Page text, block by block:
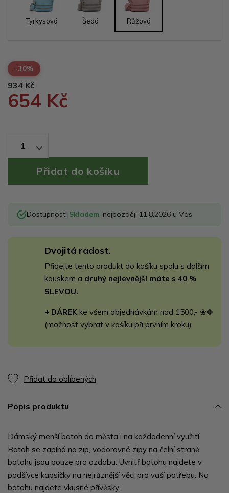
Tyrkysová Šedá Růžová
-30%
934 Kč
654 Kč
1
Dostupnost: Skladem, nejpozději 11.8.2026 u Vás
Dvojitá radost.
Přidejte tento produkt do košíku spolu s dalším
kouskem a druhý nejlevnější máte s 40 %
SLEVOU.
+ DÁREK ke všem objednávkám nad 1500,- ❀❁
(možnost vybrat v košíku při prvním kroku)
Přidat do oblíbených
Popis produktu
Dámský menší batoh do města i na každodenní využití.
Batoh se zapíná na zip, vodorovné zipy na čelní straně
batohu jsou pouze pro ozdobu. Uvnitř batohu najdete v
podšívce kapsičky na nejrůznější věci pro vaší potřebu. Na
batohu najdete vkusné přívěsky.